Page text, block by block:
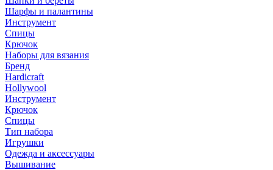
Шарфы и палантины
Инструмент
Спицы
Крючок
Наборы для вязания
Бренд
Hardicraft
Hollywool
Инструмент
Крючок
Спицы
Тип набора
Игрушки
Одежда и аксессуары
Вышивание